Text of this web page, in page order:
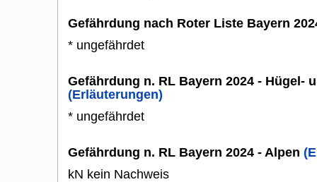
Gefährdung nach Roter Liste Bayern
* ungefährdet
Gefährdung n. RL Bayern 2024 - Hügel-
(Erläuterungen)
* ungefährdet
Gefährdung n. RL Bayern 2024 - Alpen
kN kein Nachweis